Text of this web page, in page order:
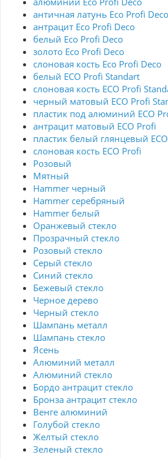
античная латунь Eco Profi Deco
антрацит Eco Profi Deco
белый Eco Profi Deco
золото Eco Profi Deco
слоновая кость Eco Profi Deco
белый ECO Profi Standart
слоновая кость ECO Profi
черный матовый ECO Profi
пластик под алюминий ECO
антрацит матовый ECO Profi
пластик белый глянцевый
слоновая кость ECO Profi
Розовый
Мятный
Hammer черный
Hammer серебряный
Hammer белый
Оранжевый стекло
Прозрачный стекло
Розовый стекло
Серый стекло
Синий стекло
Бежевый стекло
Черное дерево
Черный стекло
Шампань металл
Шампань стекло
Ясень
Алюминий металл
Алюминий стекло
Бордо антрацит стекло
Бронза антрацит стекло
Венге алюминий
Голубой стекло
Желтый стекло
Зеленый стекло